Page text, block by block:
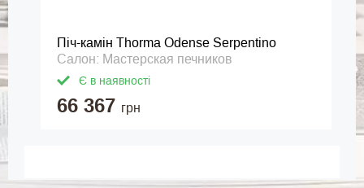
Піч-камін Thorma Odense Serpentino
Салон: Мастерская печников
Є в наявності
66 367 грн